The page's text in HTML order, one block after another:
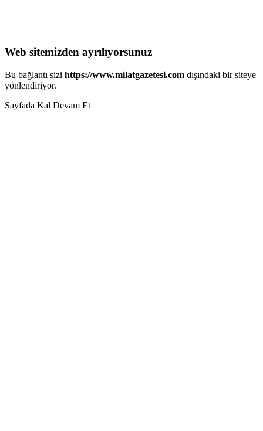
Web sitemizden ayrılıyorsunuz
Bu bağlantı sizi https://www.milatgazetesi.com dışındaki bir siteye
yönlendiriyor.
Sayfada Kal Devam Et